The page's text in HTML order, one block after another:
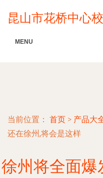
昆山市花桥中心校
MENU
当前位置： 首页 > 产品大
还在徐州,将会是这样
徐州将全面爆